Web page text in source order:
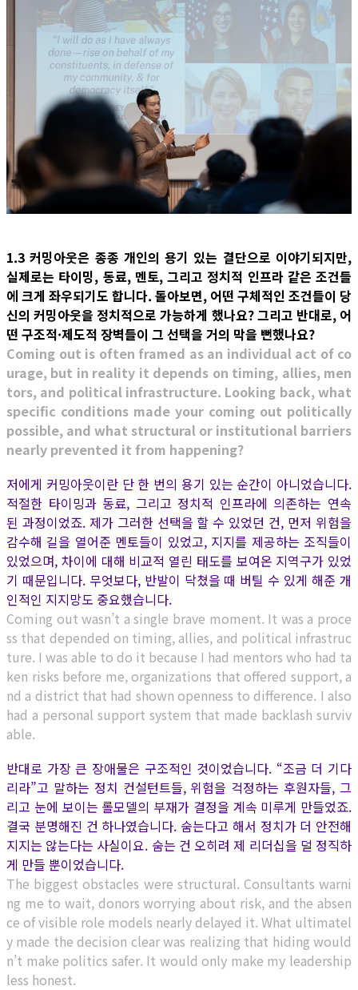
1.3 커밍아웃은 종종 개인의 용기 있는 결단으로 이야기되지만,
실제로는 타이밍, 동료, 멘토, 그리고 정치적 인프라 같은 조건들
에 크게 좌우되기도 합니다. 돌아보면, 어떤 구체적인 조건들이 당
신의 커밍아웃을 정치적으로 가능하게 했나요? 그리고 반대로, 어
떤 구조적·제도적 장벽들이 그 선택을 거의 막을 뻔했나요?
Coming out is often framed as an individual act of co
urage, but in reality it depends on timing, allies, men
tors, and political infrastructure. Looking back, what
specific conditions made your coming out politically
possible, and what structural or institutional barriers
nearly prevented it from happening?
저에게 커밍아웃이란 단 한 번의 용기 있는 순간이 아니었습니다.
적절한 타이밍과 동료, 그리고 정치적 인프라에 의존하는 연속
된 과정이었죠. 제가 그러한 선택을 할 수 있었던 건, 먼저 위험을
감수해 길을 열어준 멘토들이 있었고, 지지를 제공하는 조직들이
있었으며, 차이에 대해 비교적 열린 태도를 보여온 지역구가 있었
기 때문입니다. 무엇보다, 반발이 닥쳤을 때 버틸 수 있게 해준 개
인적인 지지망도 중요했습니다.
Coming out wasn’t a single brave moment. It was a proce
ss that depended on timing, allies, and political infrastruc
ture. I was able to do it because I had mentors who had ta
ken risks before me, organizations that offered support, a
nd a district that had shown openness to difference. I also
had a personal support system that made backlash surviv
able.
반대로 가장 큰 장애물은 구조적인 것이었습니다. “조금 더 기다
리라”고 말하는 정치 컨설턴트들, 위험을 걱정하는 후원자들, 그
리고 눈에 보이는 롤모델의 부재가 결정을 계속 미루게 만들었죠.
결국 분명해진 건 하나였습니다. 숨는다고 해서 정치가 더 안전해
지지는 않는다는 사실이요. 숨는 건 오히려 제 리더십을 덜 정직하
게 만들 뿐이었습니다.
The biggest obstacles were structural. Consultants warni
ng me to wait, donors worrying about risk, and the absen
ce of visible role models nearly delayed it. What ultimatel
y made the decision clear was realizing that hiding would
n’t make politics safer. It would only make my leadership
less honest.